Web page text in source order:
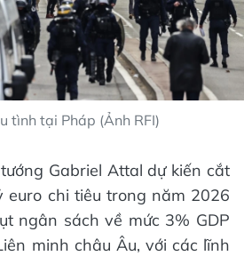
tình tại Pháp (Ảnh RFI)
Gabriel Attal dự kiến cắt
euro chi tiêu trong năm 2026
ngân sách về mức 3% GDP
minh châu Âu, với các lĩnh